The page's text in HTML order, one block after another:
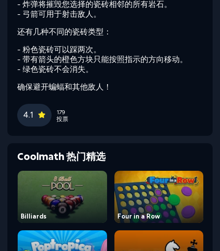
- 炸弹将摧毁您选择的瓷砖相邻的所有岩石。
- 弓箭可用于射击敌人。
还有几种不同的瓷砖类型：
- 粉色瓷砖可以踩两次。
- 带有箭头的橙色方块只能按照指示的方向移动。
- 绿色瓷砖不会消失。
确保避开蝙蝠和其他敌人！
4.1
179
投票
Coolmath 热门精选
Billiards Four in a Row